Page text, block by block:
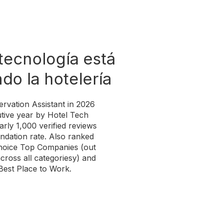
está
la hotelería
Assistant in 2026
year by Hotel Tech
1,000 verified reviews
rate. Also ranked
Top Companies (out
all categoriesy) and
Place to Work.